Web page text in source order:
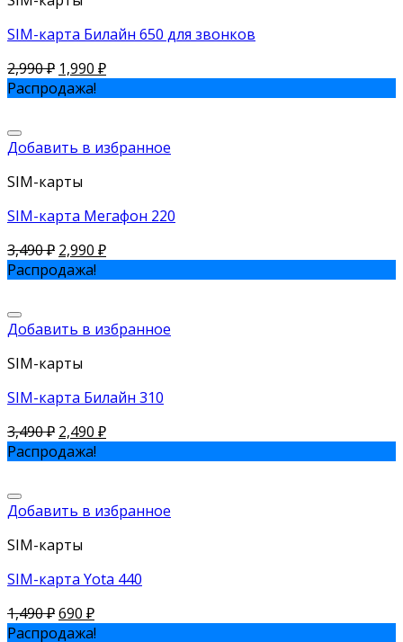
SIM-карта Билайн 650 для звонков
2,990₽ 1,990 ₽
Распродажа!
Добавить в избранное
SIM-карты
SIM-карта Мегафон 220
3,490₽ 2,990 ₽
Распродажа!
Добавить в избранное
SIM-карты
SIM-карта Билайн 310
3,490₽ 2,490 ₽
Распродажа!
Добавить в избранное
SIM-карты
SIM-карта Yota 440
1,490₽690 ₽
Распродажа!